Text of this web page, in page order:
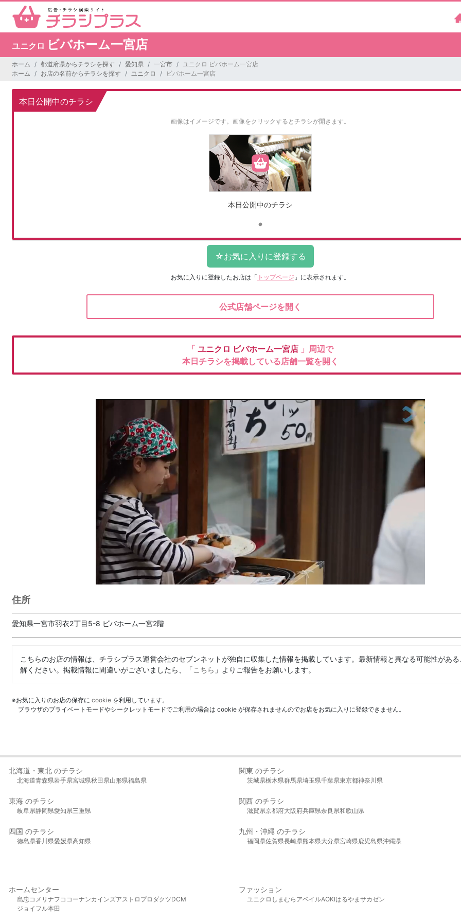
ユニクロ ビバホーム一宮店
ホーム 都道府県からチラシを探す 愛知県 一宮市
ユニクロ ビバホーム一宮店
ホーム
お店の名前からチラシを探す ユニクロ ビバホーム一宮店
本日公開中のチラシ
画像はイメージです。 画像をクリックするとチラシが開きます。
本日公開中のチラシ
お気に入りに登録したお店は 「 トップページ 」に表示されます。
公式店舗ページを開く
「 ユニクロ ビバホーム一宮店 」周辺で
本日チラシを掲載している店舗一覧を開く
住所
愛知県一宮市羽衣2丁目5-8 ビバホーム一宮2階
こちらのお店の情報は、チラシプラス運営会社のセブンネットが独自に収集した情報を掲載しています。最新情報と異なる可能性があ
解ください。掲載情報に間違いがございましたら、「こちら 」よりご報告をお願いします。
※お気に入りのお店の保存に cookie を利用しています。
ブラウザのプライベートモードやシークレットモードでご利用の場合は cookie が保存されませんのでお店をお気に入りに登録できません。
北海道・東北 のチラシ
北海道青森県岩手県宮城県秋田県山形県福島県
関東 のチラシ
茨城県栃木県群馬県埼玉県千葉県東京都神奈川県
東海 のチラシ
岐阜県静岡県愛知県三重県
関西 のチラシ
滋賀県京都府大阪府兵庫県奈良県和歌山県
四国 のチラシ
徳島県香川県愛媛県高知県
九州・沖縄 のチラシ
福岡県佐賀県長崎県熊本県大分県宮崎県鹿児島県沖縄県
ホームセンター
島忠 コメリ ナフコ コーナンカインズアストロプロダクツDCM
ジョイフル本田
ファッション
ユニクロ しまむら アベイルAOKIはるやま サカゼン